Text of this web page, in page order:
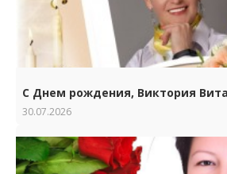
С Днем рождения, Виктория
30.07.2026